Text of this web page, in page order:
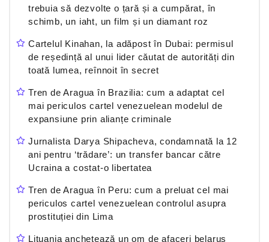
trebuia să dezvolte o țară și a cumpărat, în
schimb, un iaht, un film și un diamant roz
Cartelul Kinahan, la adăpost în Dubai: permisul
de reședință al unui lider căutat de autorități din
toată lumea, reînnoit în secret
Tren de Aragua în Brazilia: cum a adaptat cel
mai periculos cartel venezuelean modelul de
expansiune prin alianțe criminale
Jurnalista Darya Shipacheva, condamnată la 12
ani pentru ‘trădare’: un transfer bancar către
Ucraina a costat-o libertatea
Tren de Aragua în Peru: cum a preluat cel mai
periculos cartel venezuelean controlul asupra
prostituției din Lima
Lituania anchetează un om de afaceri belarus